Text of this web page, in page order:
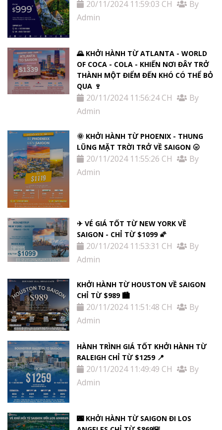
20/11/2024 11:59:03 CH
By
Admin
🌄 KHỞI HÀNH TỪ ATLANTA - WORLD
OF COCA - COLA - KHIẾN NƠI ĐÂY TRỞ
THÀNH MỘT ĐIỂM ĐẾN KHÓ CÓ THỂ BỎ
QUA 🍷
20/11/2024 11:56:24 CH
By
Admin
🌞 KHỞI HÀNH TỪ PHOENIX - THUNG
LŨNG MẶT TRỜI TRỞ VỀ SAIGON 🌝
20/11/2024 11:55:26 CH
By
Admin
✈ VÉ GIÁ TỐT TỪ NEW YORK VỀ
SAIGON - CHỈ TỪ $1099 🌠
20/11/2024 11:53:31 CH
By
Admin
KHỞI HÀNH TỪ HOUSTON VỀ SAIGON
CHỈ TỪ $989 🏙
20/11/2024 11:51:48 CH
By
Admin
HÀNH TRÌNH GIÁ TỐT KHỞI HÀNH TỪ
RALEIGH CHỈ TỪ $1259 📍
20/11/2024 11:49:49 CH
By
Admin
🌃 KHỞI HÀNH TỪ SAIGON ĐI LOS